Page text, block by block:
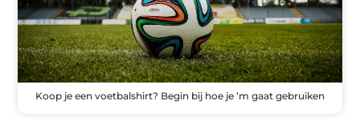
Koop je een voetbalshirt? Begin bij hoe je ’m gaat gebruiken